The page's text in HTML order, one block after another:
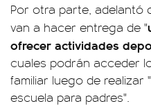
Por otra parte, adelantó
van a hacer entrega de "
ofrecer actividades
cuales podrán acceder
familiar luego de
escuela para padres".